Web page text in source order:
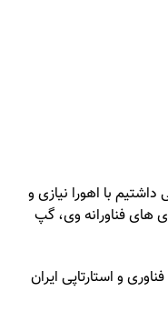
با اهورا نیازی و
های فناورانه وی، گپ
و استارتاپی ایران